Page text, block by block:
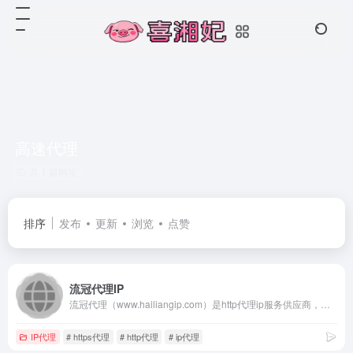
排序 发布 更新 浏览 点赞
流冠代理IP
IP代理 # https代理 # http代理 # ip代理